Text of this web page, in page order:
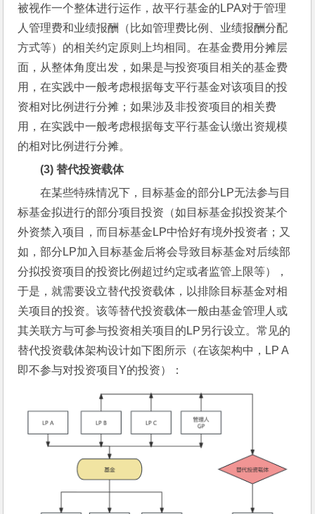
被视作一个整体进行运作，故平行基金的LPA对于管理
人管理费和业绩报酬（比如管理费比例、业绩报酬分配
方式等）的相关约定原则上均相同。在基金费用分摊层
面，从整体角度出发，如果是与投资项目相关的基金费
用，在实践中一般考虑根据每支平行基金对该项目的投
资相对比例进行分摊；如果涉及非投资项目的相关费
用，在实践中一般考虑根据每支平行基金认缴出资规模
的相对比例进行分摊。
(3) 替代投资载体
在某些特殊情况下，目标基金的部分LP无法参与目
标基金拟进行的部分项目投资（如目标基金拟投资某个
外资禁入项目，而目标基金LP中恰好有境外投资者；又
如，部分LP加入目标基金后将会导致目标基金对后续部
分拟投资项目的投资比例超过约定或者监管上限等），
于是，就需要设立替代投资载体，以排除目标基金对相
关项目的投资。该等替代投资载体一般由基金管理人或
其关联方与可参与投资相关项目的LP另行设立。常见的
替代投资载体架构设计如下图所示（在该架构中，LP A
即不参与对投资项目Y的投资）：